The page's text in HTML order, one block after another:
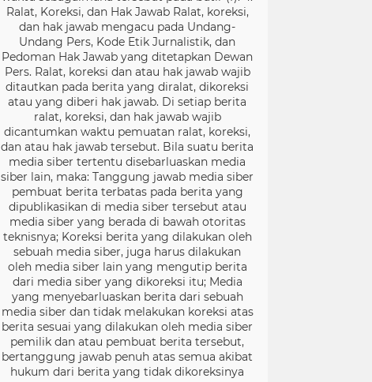
Ralat, Koreksi, dan Hak Jawab Ralat, koreksi,
dan hak jawab mengacu pada Undang-
Undang Pers, Kode Etik Jurnalistik, dan
Pedoman Hak Jawab yang ditetapkan Dewan
Pers. Ralat, koreksi dan atau hak jawab wajib
ditautkan pada berita yang diralat, dikoreksi
atau yang diberi hak jawab. Di setiap berita
ralat, koreksi, dan hak jawab wajib
dicantumkan waktu pemuatan ralat, koreksi,
dan atau hak jawab tersebut. Bila suatu berita
media siber tertentu disebarluaskan media
siber lain, maka: Tanggung jawab media siber
pembuat berita terbatas pada berita yang
dipublikasikan di media siber tersebut atau
media siber yang berada di bawah otoritas
teknisnya; Koreksi berita yang dilakukan oleh
sebuah media siber, juga harus dilakukan
oleh media siber lain yang mengutip berita
dari media siber yang dikoreksi itu; Media
yang menyebarluaskan berita dari sebuah
media siber dan tidak melakukan koreksi atas
berita sesuai yang dilakukan oleh media siber
pemilik dan atau pembuat berita tersebut,
bertanggung jawab penuh atas semua akibat
hukum dari berita yang tidak dikoreksinya